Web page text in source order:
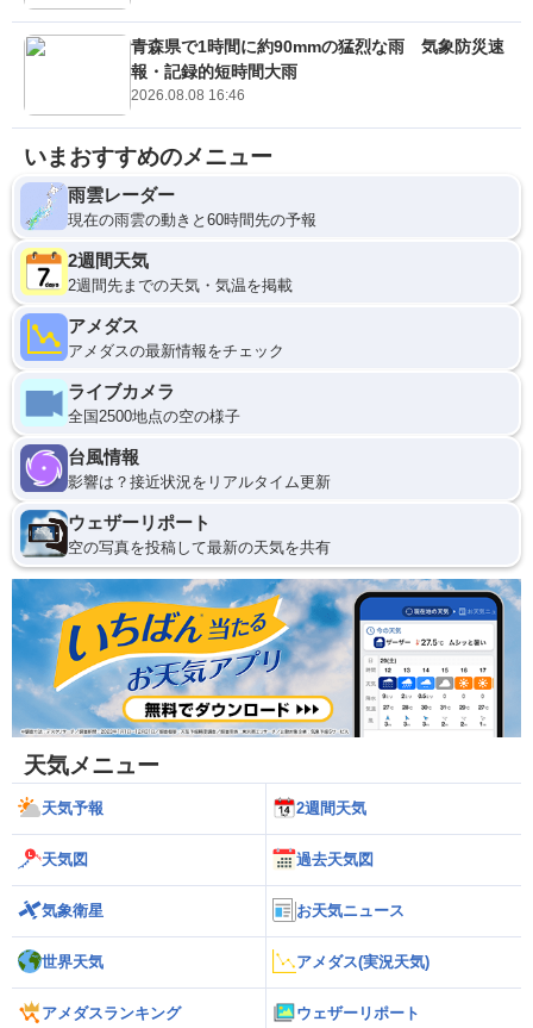
青森県で1時間に約90mmの猛烈な雨 気象防災速
報・記録的短時間大雨
2026.08.08 16:46
いまおすすめのメニュー
雨雲レーダー
現在の雨雲の動きと60時間先の予報
2週間天気
2週間先までの天気・気温を掲載
アメダス
アメダスの最新情報をチェック
ライブカメラ
全国2500地点の空の様子
台風情報
影響は？接近状況をリアルタイム更新
ウェザーリポート
空の写真を投稿して最新の天気を共有
天気メニュー
天気予報 2週間天気
天気図 過去天気図
気象衛星 お天気ニュース
世界天気 アメダス(実況天気)
アメダスランキング ウェザーリポート